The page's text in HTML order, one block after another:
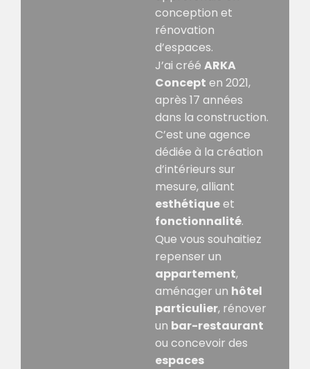
conception et
rénovation
d’espaces.
J’ai créé ARKA
Concept en 2021,
après 17 années
dans la construction.
C’est une agence
dédiée à la création
d’intérieurs sur
mesure, alliant
esthétiqueet
fonctionnalité.
Que vous souhaitiez
repenser un
appartement,
aménager un hôtel
particulier, rénover
un bar-restaurant
ou concevoir des
espaces